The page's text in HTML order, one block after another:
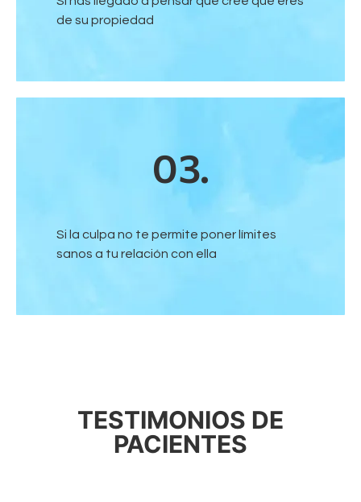
de su propiedad
03.
Si la culpa no te permite poner límites
sanos a tu relación con ella
TESTIMONIOS DE
PACIENTES